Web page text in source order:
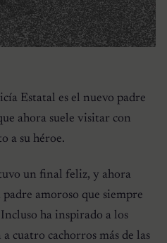
Estatal es el nuevo padre
ahora suele visitar con
a su héroe.
un final feliz, y ahora
amoroso que siempre
ha inspirado a los
cuatro cachorros más de las